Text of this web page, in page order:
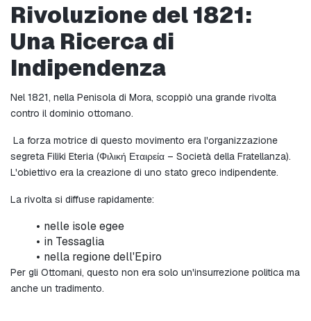
Rivoluzione del 1821:
Una Ricerca di
Indipendenza
Nel 1821, nella Penisola di Mora, scoppiò una grande rivolta
contro il dominio ottomano.
segreta Filiki Eteria (Φιλική Εταιρεία – Società della Fratellanza).
L'obiettivo era la creazione di uno stato greco indipendente.
La rivolta si diffuse rapidamente:
nelle isole egee
in Tessaglia
nella regione dell'Epiro
Per gli Ottomani, questo non era solo un'insurrezione politica ma
anche un tradimento.